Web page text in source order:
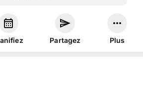
Partagez Plus